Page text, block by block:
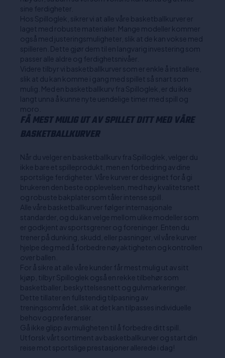
sine ferdigheter.
Hos Spilloglek, sikrer vi at alle våre basketballkurver er
laget med robuste materialer. Mange modeller kommer
også med justeringsmuligheter, slik at de kan vokse med
spilleren. Dette gjør dem til en langvarig investering som
passer alle aldre og ferdighetsnivåer.
Videre tilbyr vi basketballkurver som er enkle å installere,
slik at du kan komme i gang med spillet så snart som
mulig. Med en basketballkurv fra Spilloglek, er du ikke
langt unna å kunne nyte uendelige timer med spill og
moro.
FÅ MEST MULIG UT AV SPILLET DITT MED VÅRE
BASKETBALLKURVER
Når du velger en basketballkurv fra Spilloglek, velger du
ikke bare et spilleprodukt, men en forbedring av dine
sportslige ferdigheter. Våre kurver er designet for å gi
brukeren den beste opplevelsen, med høy kvalitetsnett
og robuste bakplater som tåler intense spill.
Alle våre basketballkurver følger internasjonale
standarder, og du kan velge mellom ulike modeller som
er godkjent av sportsgrener og foreninger. Enten du
trener på dunking, skudd, eller pasninger, vil våre kurver
hjelpe deg med å forbedre nøyaktigheten og kontrollen
over ballen.
For å sikre at alle våre kunder får mest mulig ut av sitt
kjøp, tilbyr Spilloglek også en rekke tilbehør som
basketballer, beskyttelsesnett og gulvmarkeringer.
Dette tillater en fullstendig tilpasning av
treningsområdet, slik at det kan tilpasses individuelle
behov og preferanser.
Gå ikke glipp av muligheten til å forbedre ditt spill.
Utforsk vårt sortiment av basketballkurver og start din
reise mot sportslige prestasjoner allerede i dag!